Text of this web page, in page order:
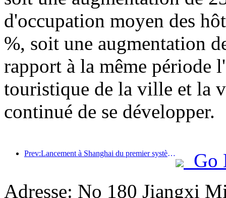
d'occupation moyen des
%, soit une augmentation
rapport à la même période
touristique de la ville et la
continué de se développer.
Prev:Lancement à Shanghai du premier système de consommation culturelle et touristique en libre-service pour les touristes étrangers en Chine
Go
Adresse: No 180 Jiangxi